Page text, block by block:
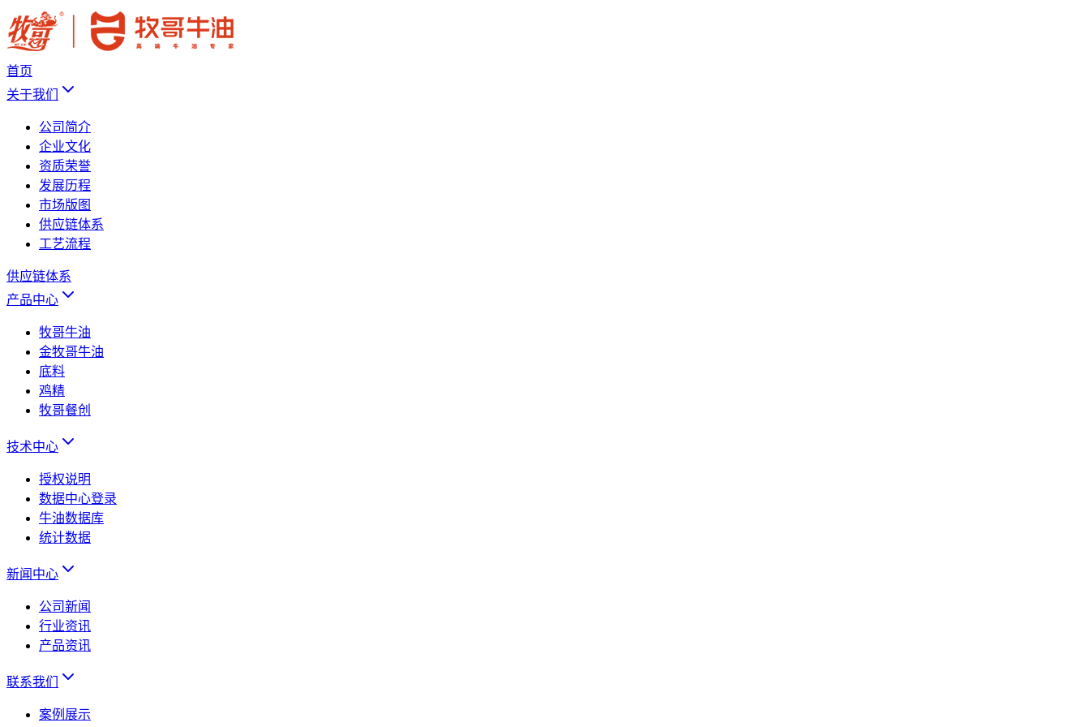
首页
关于我们
公司简介
企业文化
资质荣誉
发展历程
市场版图
供应链体系
工艺流程
供应链体系
产品中心
牧哥牛油
金牧哥牛油
底料
鸡精
牧哥餐创
技术中心
授权说明
数据中心登录
牛油数据库
统计数据
新闻中心
公司新闻
行业资讯
产品资讯
联系我们
案例展示